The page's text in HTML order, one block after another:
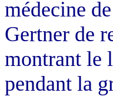
médecine
Gertner de
montrant le
pendant la